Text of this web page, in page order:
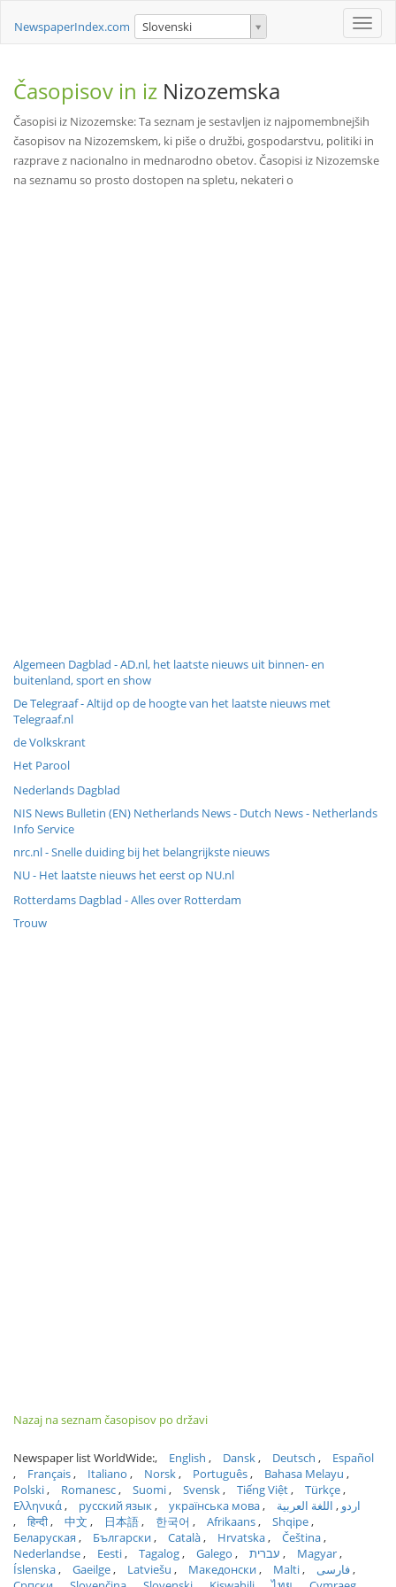
Toggle
NewspaperIndex.com Slovenski
Časopisov in iz Nizozemska
Časopisi iz Nizozemske: Ta seznam je sestavljen iz najpomembnejših
časopisov na Nizozemskem, ki piše o družbi, gospodarstvu, politiki in
razprave z nacionalno in mednarodno obetov. Časopisi iz Nizozemske
na seznamu so prosto dostopen na spletu, nekateri o
Algemeen Dagblad - AD.nl, het laatste nieuws uit binnen- en
buitenland, sport en show
De Telegraaf - Altijd op de hoogte van het laatste nieuws met
Telegraaf.nl
de Volkskrant
Het Parool
Nederlands Dagblad
NIS News Bulletin (EN) Netherlands News - Dutch News - Netherlands
Info Service
nrc.nl - Snelle duiding bij het belangrijkste nieuws
NU - Het laatste nieuws het eerst op NU.nl
Rotterdams Dagblad - Alles over Rotterdam
Trouw
Nazaj na seznam časopisov po državi
Newspaper list WorldWide: English Dansk Deutsch
Español
Français
Italiano Norsk Português
Bahasa Melayu
Polski
Romanesc Suomi Svensk Tiếng Việt
Türkçe
Ελληνικά
русский язык українська мова اردو
اللغة العربية
हिन्दी
中文 日本語 한국어 Afrikaans
Shqipe
Беларуская
Български Català Hrvatska
Čeština
Nederlandse
Eesti Tagalog Galego עברית
Magyar
Íslenska
Gaeilge Latviešu Македонски Malti
فارسی